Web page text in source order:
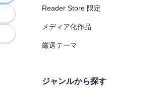
Reader Store 限定
メディア化作品
厳選テーマ
ジャンルから探す